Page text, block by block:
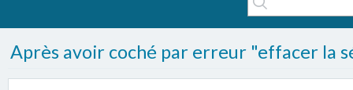
Après avoir coché par erreur "effacer la